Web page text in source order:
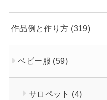
作品例と作り方 (319)
ベビー服 (59)
サロペット (4)